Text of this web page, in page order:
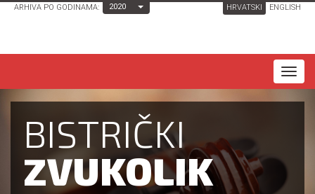
ARHIVA PO GODINAMA: 2020 Toggle Dropdown HRVATSKI ENGLISH
T
BISTRIČKI
ZVUKOLIK